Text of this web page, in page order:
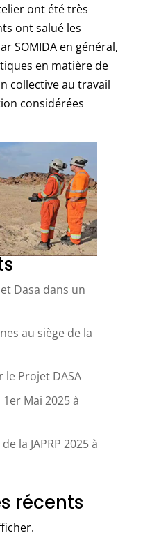
ont été très
ont salué les
SOMIDA en général,
en matière de
collective au travail
considérées
Dasa dans un
au siège de la
le Projet DASA
Mai 2025 à
la JAPRP 2025 à
récents